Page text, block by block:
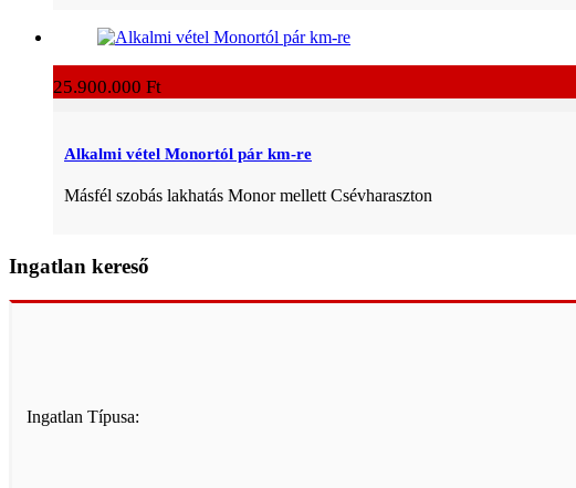
25.900.000 Ft
Alkalmi vétel Monortól pár km-re
Másfél szobás lakhatás Monor mellett Csévharaszton
Ingatlan kereső
Ingatlan Típusa: